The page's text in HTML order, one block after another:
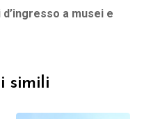
a musei e
simili